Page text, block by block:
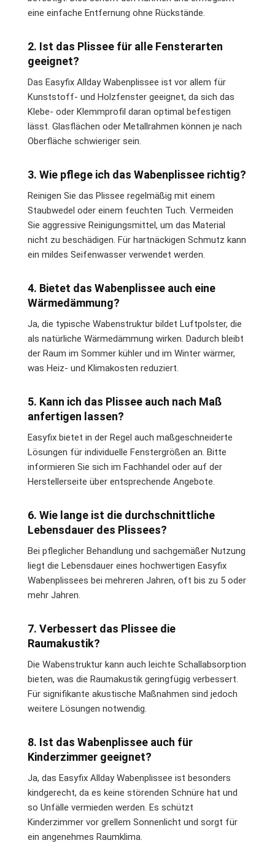
eine einfache Entfernung ohne Rückstände.
2. Ist das Plissee für alle Fensterarten
geeignet?
Das Easyfix Allday Wabenplissee ist vor allem für
Kunststoff- und Holzfenster geeignet, da sich das
Klebe- oder Klemmprofil daran optimal befestigen
lässt. Glasflächen oder Metallrahmen können je nach
Oberfläche schwieriger sein.
3. Wie pflege ich das Wabenplissee richtig?
Reinigen Sie das Plissee regelmäßig mit einem
Staubwedel oder einem feuchten Tuch. Vermeiden
Sie aggressive Reinigungsmittel, um das Material
nicht zu beschädigen. Für hartnäckigen Schmutz kann
ein mildes Seifenwasser verwendet werden.
4. Bietet das Wabenplissee auch eine
Wärmedämmung?
Ja, die typische Wabenstruktur bildet Luftpolster, die
als natürliche Wärmedämmung wirken. Dadurch bleibt
der Raum im Sommer kühler und im Winter wärmer,
was Heiz- und Klimakosten reduziert.
5. Kann ich das Plissee auch nach Maß
anfertigen lassen?
Easyfix bietet in der Regel auch maßgeschneiderte
Lösungen für individuelle Fenstergrößen an. Bitte
informieren Sie sich im Fachhandel oder auf der
Herstellerseite über entsprechende Angebote.
6. Wie lange ist die durchschnittliche
Lebensdauer des Plissees?
Bei pfleglicher Behandlung und sachgemäßer Nutzung
liegt die Lebensdauer eines hochwertigen Easyfix
Wabenplissees bei mehreren Jahren, oft bis zu 5 oder
mehr Jahren.
7. Verbessert das Plissee die
Raumakustik?
Die Wabenstruktur kann auch leichte Schallabsorption
bieten, was die Raumakustik geringfügig verbessert.
Für signifikante akustische Maßnahmen sind jedoch
weitere Lösungen notwendig.
8. Ist das Wabenplissee auch für
Kinderzimmer geeignet?
Ja, das Easyfix Allday Wabenplissee ist besonders
kindgerecht, da es keine störenden Schnüre hat und
so Unfälle vermieden werden. Es schützt
Kinderzimmer vor grellem Sonnenlicht und sorgt für
ein angenehmes Raumklima.